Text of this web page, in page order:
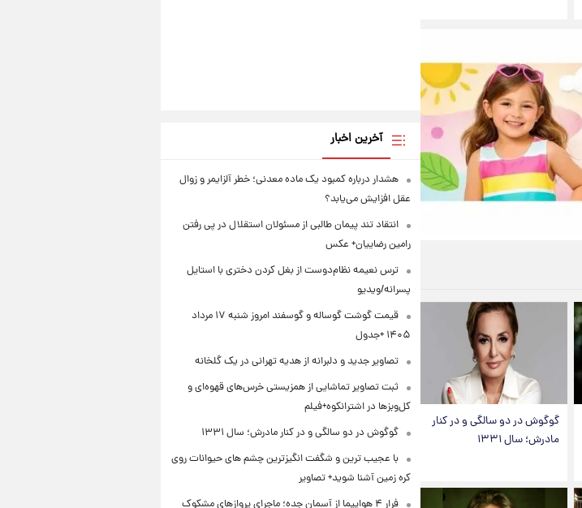
گوگوش در دو سالگی و در کنار
مادرش؛ سال ۱۳۳۱
آخرین اخبار
هشدار درباره کمبود یک ماده معدنی؛ خطر آلزایمر و زوال
عقل افزایش می‌یابد؟
انتقاد تند پیمان طالبی از مسئولان استقلال در پی رفتن
رامین رضاییان+ عکس
ترس نعیمه نظام‌دوست از بغل کردن دختری با استایل
پسرانه/ویدیو
قیمت گوشت گوساله و گوسفند امروز شنبه ۱۷ مرداد
۱۴۰۵ +جدول
تصاویر جدید و دلبرانه از هدیه تهرانی در یک گلخانه
ثبت تصاویر تماشایی از همزیستی خرس‌های قهوه‌ای و
کل‌وبزها در اشترانکوه+فیلم
گوگوش در دو سالگی و در کنار مادرش؛ سال ۱۳۳۱
با عجیب ترین و شگفت انگیزترین چشم های حیوانات روی
کره زمین آشنا شوید+ تصاویر
فرار ۴ هواپیما از آسمان جده؛ ماجرای پروازهای مشکوک